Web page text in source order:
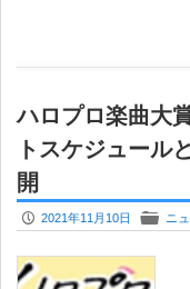
ハロプロ楽曲大
トスケジュール
開
P 2021年11月10日 F ニ